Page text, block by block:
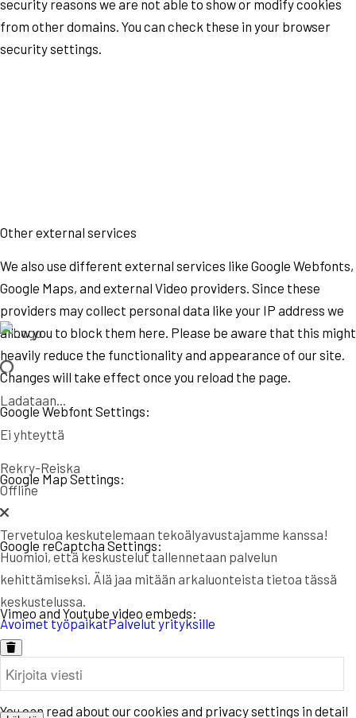
Ladataan...
Ei yhteyttä
Rekry-Reiska
Offline
Tervetuloa keskutelemaan tekoälyavustajamme kanssa!
Huomioi, että keskustelut tallennetaan palvelun
kehittämiseksi. Älä jaa mitään arkaluonteista tietoa tässä
keskustelussa.
Avoimet työpaikatPalvelut yrityksille
security reasons we are not able to show or modify cookies
from other domains. You can check these in your browser
security settings.
Other external services
We also use different external services like Google Webfonts,
Google Maps, and external Video providers. Since these
providers may collect personal data like your IP address we
allow you to block them here. Please be aware that this might
heavily reduce the functionality and appearance of our site.
Changes will take effect once you reload the page.
Google Webfont Settings:
Google Map Settings:
Google reCaptcha Settings:
Vimeo and Youtube video embeds:
Privacy Policy
You can read about our cookies and privacy settings in detail